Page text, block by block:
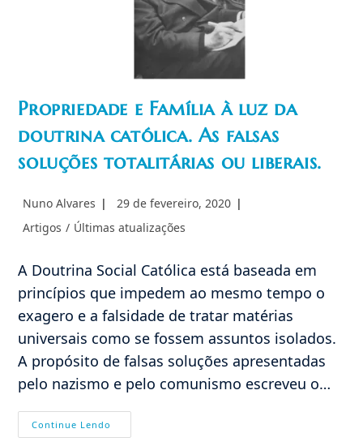
Propriedade e Família à luz da
doutrina católica. As falsas
soluções totalitárias ou liberais.
Autor
post:
Nuno Alvares
Post
29 de fevereiro, 2020
Categoria
Artigos / Últimas atualizações
A Doutrina Social Católica está baseada em
princípios que impedem ao mesmo tempo o
exagero e a falsidade de tratar matérias
universais como se fossem assuntos isolados.
A propósito de falsas soluções apresentadas
pelo nazismo e pelo comunismo escreveu o…
Continue Lendo
E